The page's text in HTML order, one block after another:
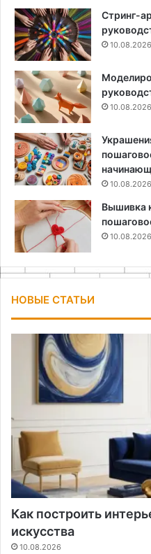
Стринг-
10.08.2026
10.08.2026
10.08.2026
Вышивка
10.08.2026
НОВЫЕ СТАТЬИ
Как построить
искусства
10.08.2026